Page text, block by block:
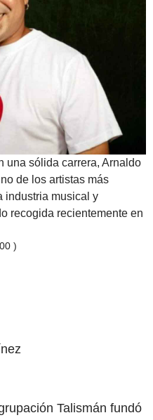
una sólida carrera, Arnaldo
de los artistas más
industria musical y
recogida recientemente en
)
Talismán fundó